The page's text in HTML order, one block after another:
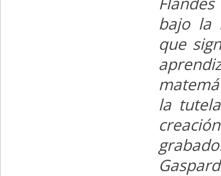
bajo la
que
la